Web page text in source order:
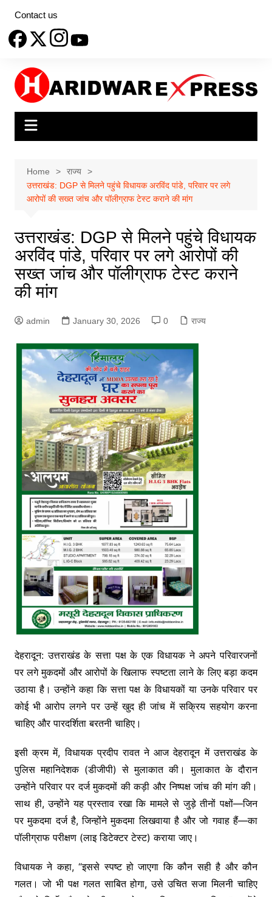
content
Contact us
Home
राज्य
उत्तराखंड: DGP से मिलने पहुंचे विधायक अरविंद पांडे, परिवार पर लगे
आरोपों की सख्त जांच और पॉलीग्राफ टेस्ट कराने की मांग
उत्तराखंड: DGP से मिलने पहुंचे विधायक
अरविंद पांडे, परिवार पर लगे आरोपों की
सख्त जांच और पॉलीग्राफ टेस्ट कराने
की मांग
admin January 30, 2026 0 राज्य
देहरादून: उत्तराखंड के सत्ता पक्ष के एक विधायक ने अपने परिवारजनों
पर लगे मुकदमों और आरोपों के खिलाफ स्पष्टता लाने के लिए बड़ा कदम
उठाया है। उन्होंने कहा कि सत्ता पक्ष के विधायकों या उनके परिवार पर
कोई भी आरोप लगने पर उन्हें खुद ही जांच में सक्रिय सहयोग करना
चाहिए और पारदर्शिता बरतनी चाहिए।
इसी क्रम में, विधायक प्रदीप रावत ने आज देहरादून में उत्तराखंड के
पुलिस महानिदेशक (डीजीपी) से मुलाकात की। मुलाकात के दौरान
उन्होंने परिवार पर दर्ज मुकदमों की कड़ी और निष्पक्ष जांच की मांग की।
साथ ही, उन्होंने यह प्रस्ताव रखा कि मामले से जुड़े तीनों पक्षों—जिन
पर मुकदमा दर्ज है, जिन्होंने मुकदमा लिखवाया है और जो गवाह हैं—का
पॉलीग्राफ परीक्षण (लाइ डिटेक्टर टेस्ट) कराया जाए।
विधायक ने कहा, “इससे स्पष्ट हो जाएगा कि कौन सही है और कौन
गलत। जो भी पक्ष गलत साबित होगा, उसे उचित सजा मिलनी चाहिए